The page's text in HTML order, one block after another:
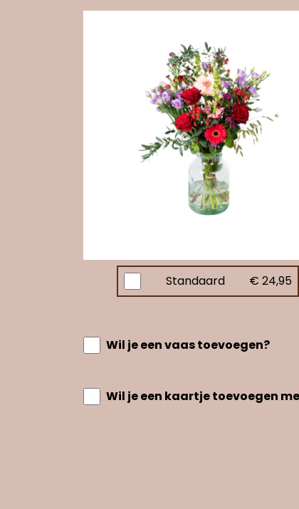
Standaard € 24,95
Wil je een vaas toevoegen?
Wil je een kaartje toevoegen